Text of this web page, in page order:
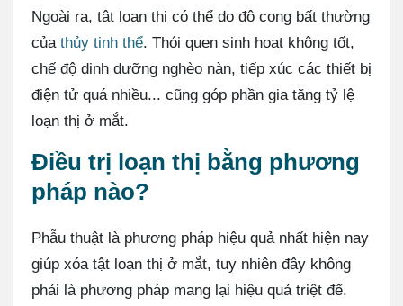
Ngoài ra, tật loạn thị có thể do độ cong bất thường
của thủy tinh thể. Thói quen sinh hoạt không tốt,
chế độ dinh dưỡng nghèo nàn, tiếp xúc các thiết bị
điện tử quá nhiều... cũng góp phần gia tăng tỷ lệ
loạn thị ở mắt.
Điều trị loạn thị bằng phương
pháp nào?
Phẫu thuật là phương pháp hiệu quả nhất hiện nay
giúp xóa tật loạn thị ở mắt, tuy nhiên đây không
phải là phương pháp mang lại hiệu quả triệt để.